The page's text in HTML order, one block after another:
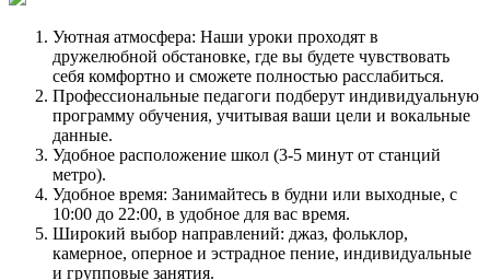
Уютная атмосфера: Наши уроки проходят в
дружелюбной обстановке, где вы будете чувствовать
себя комфортно и сможете полностью расслабиться.
Профессиональные педагоги подберут индивидуальную
программу обучения, учитывая ваши цели и вокальные
данные.
Удобное расположение школ (3-5 минут от станций
метро).
Удобное время: Занимайтесь в будни или выходные, с
10:00 до 22:00, в удобное для вас время.
Широкий выбор направлений: джаз, фольклор,
камерное, оперное и эстрадное пение, индивидуальные
и групповые занятия.